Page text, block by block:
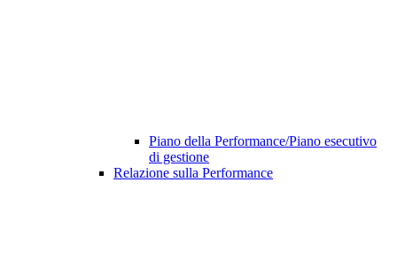
Piano della Performance/Piano esecutivo
di gestione
Relazione sulla Performance